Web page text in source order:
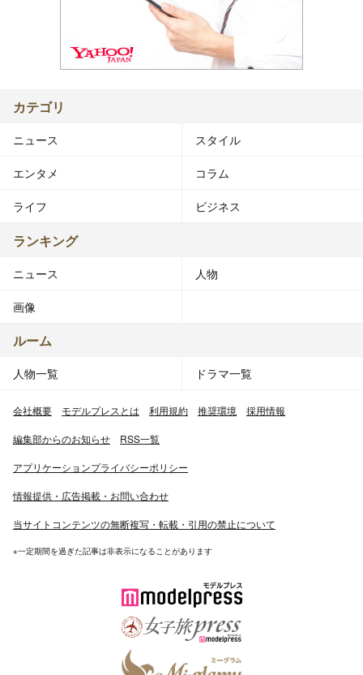
カテゴリ
ニュース スタイル
エンタメ コラム
ライフ ビジネス
ランキング
ニュース 人物
画像
ルーム
人物一覧 ドラマ一覧
会社概要 モデルプレスとは 利用規約 推奨環境 採用情報
編集部からのお知らせ RSS一覧
アプリケーションプライバシーポリシー
情報提供・広告掲載・お問い合わせ
当サイトコンテンツの無断複写・転載・引用の禁止について
※一定期間を過ぎた記事は非表示になることがあります